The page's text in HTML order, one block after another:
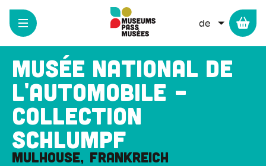
Direkt
Inhalt
WEITERE
Musée National de
l'Automobile -
Collection
Schlumpf
Mulhouse Frankreich